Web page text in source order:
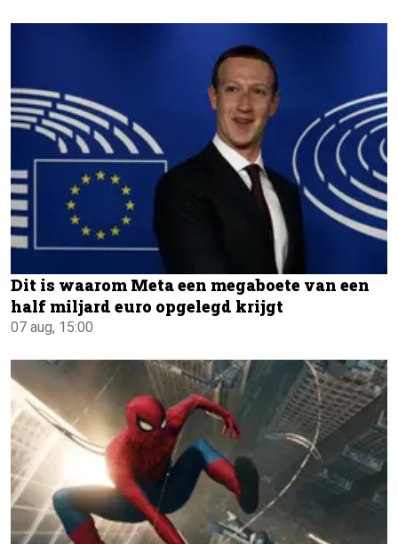
Dit is waarom Meta een megaboete van een
half miljard euro opgelegd krijgt
07 aug, 15:00